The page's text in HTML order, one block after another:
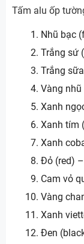
Tấm alu ốp
Nhũ bạc
Trắng sứ
Trắng
Vàng
Xanh
Xanh tím
Xanh
Đỏ (red)
Cam vỏ
Vàng
Xanh
Đen